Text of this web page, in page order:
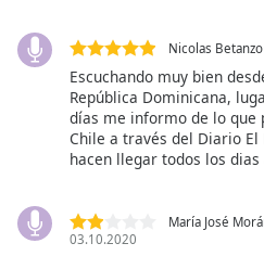
settings,
opens
subtitles
settings
dialog
subtitles
selected
Nicolas
Escuchando muy bien
República Dominicana,
días me informo de lo que
Chile a través del Diario
hacen llegar todos los dias
María José
03.10.2020